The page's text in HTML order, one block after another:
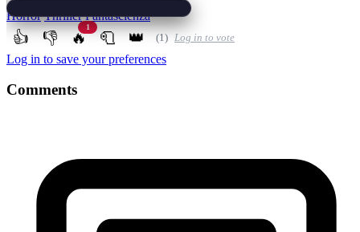
Horror Thriller Fantascienza
👍 👎 🔥
1
🧻 👑 (1) Log in to vote
Log in to save your preferences
Comments